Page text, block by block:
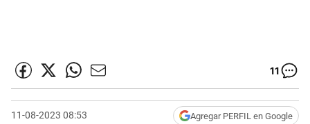
11
11-08-2023 08:53 Agregar PERFIL en Google